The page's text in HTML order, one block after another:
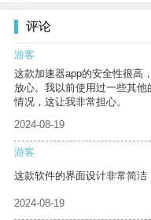
评论
游客
这款加速器app的安全性很高
放心。我以前使用过一些其
情况，这让我非常担心。
2024-08-19
游客
这款软件的界面设计非常简洁
2024-08-19